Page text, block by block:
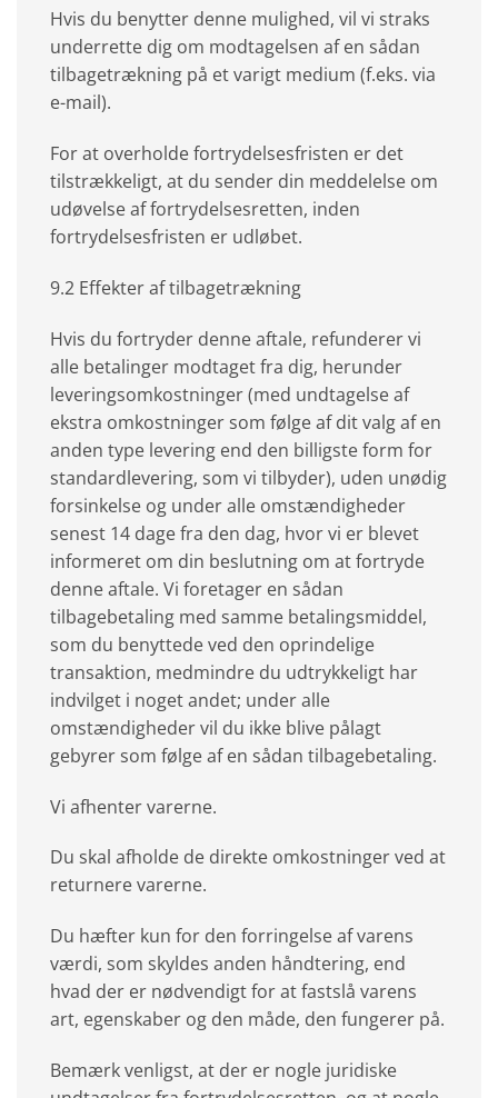
Hvis du benytter denne mulighed, vil vi straks
underrette dig om modtagelsen af en sådan
tilbagetrækning på et varigt medium (f.eks. via
e-mail).
For at overholde fortrydelsesfristen er det
tilstrækkeligt, at du sender din meddelelse om
udøvelse af fortrydelsesretten, inden
fortrydelsesfristen er udløbet.
9.2 Effekter af tilbagetrækning
Hvis du fortryder denne aftale, refunderer vi
alle betalinger modtaget fra dig, herunder
leveringsomkostninger (med undtagelse af
ekstra omkostninger som følge af dit valg af en
anden type levering end den billigste form for
standardlevering, som vi tilbyder), uden unødig
forsinkelse og under alle omstændigheder
senest 14 dage fra den dag, hvor vi er blevet
informeret om din beslutning om at fortryde
denne aftale. Vi foretager en sådan
tilbagebetaling med samme betalingsmiddel,
som du benyttede ved den oprindelige
transaktion, medmindre du udtrykkeligt har
indvilget i noget andet; under alle
omstændigheder vil du ikke blive pålagt
gebyrer som følge af en sådan tilbagebetaling.
Vi afhenter varerne.
Du skal afholde de direkte omkostninger ved at
returnere varerne.
Du hæfter kun for den forringelse af varens
værdi, som skyldes anden håndtering, end
hvad der er nødvendigt for at fastslå varens
art, egenskaber og den måde, den fungerer på.
Bemærk venligst, at der er nogle juridiske